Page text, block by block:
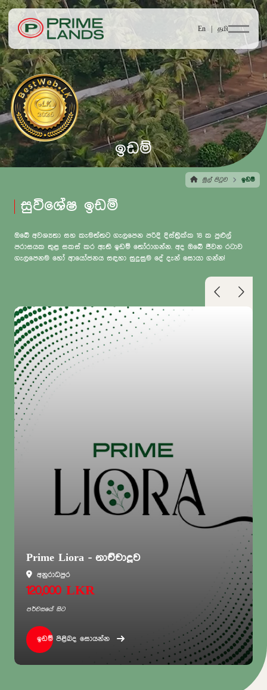
En | தமி
ඉඩම්
මුල් පිටුව ඉඩම්
සුවිශේෂ ඉඩම්
ඔබේ අවශ්‍යතා සහ කැමත්තට ගැලපෙන පරිදි දිස්ත්‍රික්ක 18 ක පුළුල්
පරාසයක තුළ සකස් කර ඇති ඉඩම් තෝරාගන්න. අද ඔබේ ජීවන රටාව
ගැලපෙනම හෝ ආයෝජනය සඳහා සුදුසුම දේ දැන් සොයා ගන්න!
Prime Liora - නාච්චාදූව
අනුරාධපුර
120,000 LKR
පර්චසයේ සිට
ඉඩම් පිළිබද සොයන්න